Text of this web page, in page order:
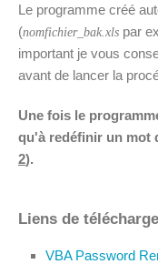
Le programme créé
(nomfichier_bak.xls par
important je vous
avant de lancer la
Une fois le
qu'à redéfinir un mot
2).
Liens de
VBA Password